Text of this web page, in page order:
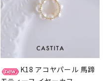
K18 アコヤパール 馬蹄